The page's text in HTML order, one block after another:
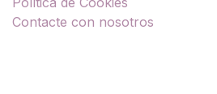
Contacte con nosotros